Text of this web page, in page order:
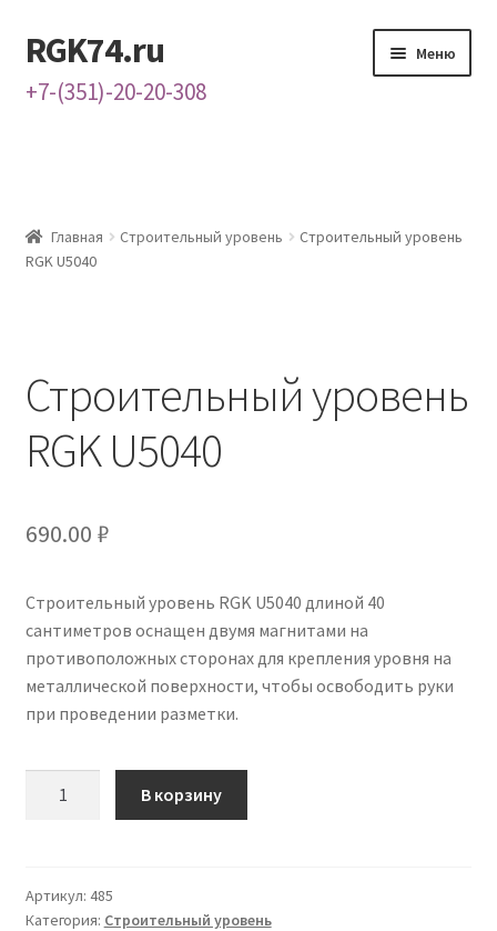
Перейти
к
навигации
Перейти
к
содержимому
RGK74.ru
+7-(351)-20-20-308
Меню
Контакты
Главная Строительный уровень
Строительный уровень
RGK U5040
Строительный уровень
RGK U5040
690.00 ₽
Строительный уровень RGK U5040 длиной 40
сантиметров оснащен двумя магнитами на
противоположных сторонах для крепления уровня на
металлической поверхности, чтобы освободить руки
при проведении разметки.
В корзину
Артикул: 485
Категория: Строительный уровень